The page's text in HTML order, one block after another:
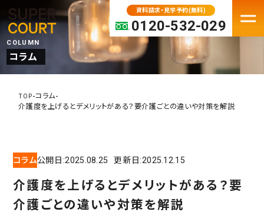
資料請求・見学予約(無料)
0120-532-029
兵庫の老人ホーム・介護施設
奈良の老人ホーム・介護施設
COLUMN
コラム
TOP-コラム-
介護度を上げるとデメリットがある？要介護ごとの違いや対策を解説
コラム公開日:2025.08.25 更新日:2025.12.15
介護度を上げるとデメリットがある？要
介護ごとの違いや対策を解説